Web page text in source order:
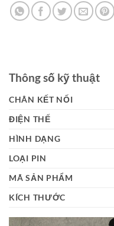
Thông số kỹ thuật
CHÂN KẾT NỐI
ĐIỆN THẾ
HÌNH DẠNG
LOẠI PIN
MÃ SẢN PHẨM
KÍCH THƯỚC